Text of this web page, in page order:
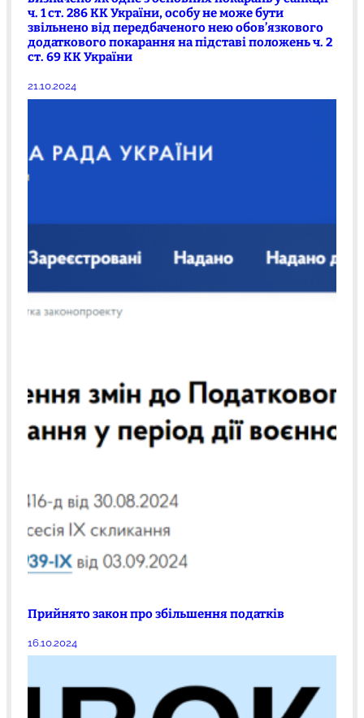
ч. 1 ст. 286 КК України, особу не може бути
звільнено від передбаченого нею обов’язкового
додаткового покарання на підставі положень ч. 2
ст. 69 КК України
21.10.2024
Прийнято закон про збільшення податків
16.10.2024